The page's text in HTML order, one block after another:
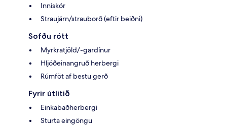
Inniskór
Straujárn/strauborð (eftir beiðni)
Sofðu rótt
Myrkratjöld/-gardínur
Hljóðeinangruð herbergi
Rúmföt af bestu gerð
Fyrir útlitið
Einkabaðherbergi
Sturta eingöngu